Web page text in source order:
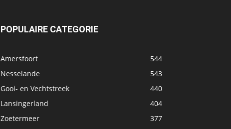
POPULAIRE CATEGORIE
Amersfoort
544
Nesselande
543
Gooi- en Vechtstreek
440
Lansingerland
404
Zoetermeer
377